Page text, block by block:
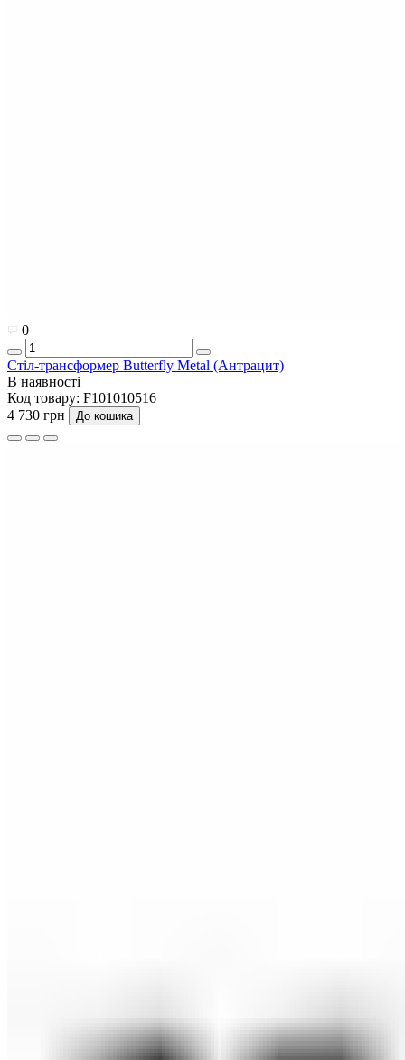
0
Стіл-трансформер Butterfly Metal (Антрацит)
В наявності
Код товару: F101010516
4 730 грн
До кошика